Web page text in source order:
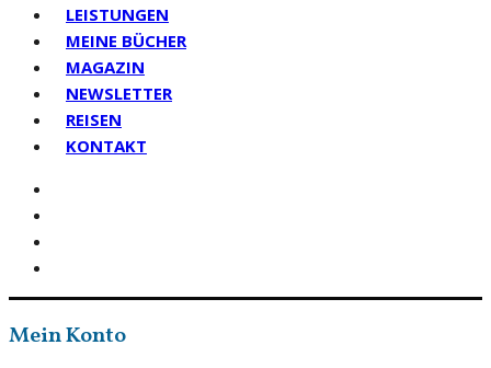
LEISTUNGEN
MEINE BÜCHER
MAGAZIN
NEWSLETTER
REISEN
KONTAKT
Mein Konto